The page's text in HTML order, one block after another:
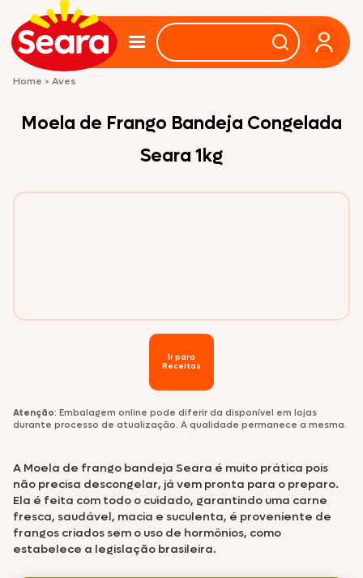
Home > Aves
Moela de Frango Bandeja Congelada
Seara 1kg
Ir para
Receitas
Atenção: Embalagem online pode diferir da disponível em lojas
durante processo de atualização. A qualidade permanece a mesma.
A Moela de frango bandeja Seara é muito prática pois
não precisa descongelar, já vem pronta para o preparo.
Ela é feita com todo o cuidado, garantindo uma carne
fresca, saudável, macia e suculenta, é proveniente de
frangos criados sem o uso de hormônios, como
estabelece a legislação brasileira.